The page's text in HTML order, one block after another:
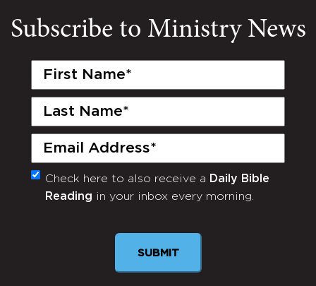
Subscribe to Ministry News
First
Last
Email
(Required)
Monthly
Newsletter
Check here to also receive a Daily Bible
Reading in your inbox every morning.